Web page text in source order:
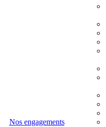
Nos engagements